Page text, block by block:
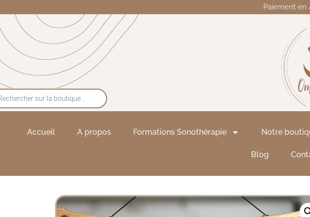
Paiement en
Accueil A propos Formations Sonothérapie Notre
Blog